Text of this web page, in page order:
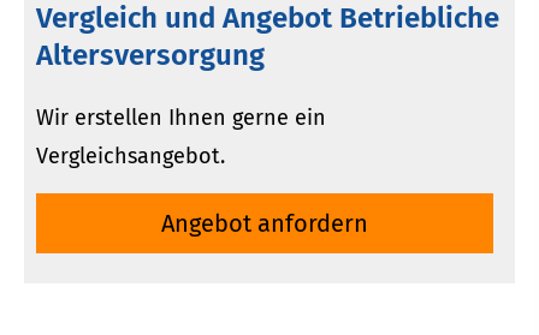
Vergleich und Angebot Betriebliche
Altersversorgung
Wir erstellen Ihnen gerne ein
Vergleichsangebot.
An­ge­bot an­for­dern